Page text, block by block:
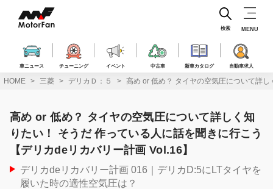
ス
車ニュース チューニング イベント 中古車 新車カタログ 自動車求人
検索 MENU
HOME 三菱 デリカＤ：５ 高め or 低め？ タイヤの空気圧について詳
高め or 低め？ タイヤの空気圧について詳しく知
りたい！ そうだ 作っている人に話を聞きに行こう
【デリカdeリカバリー計画 Vol.16】
デリカdeリカバリー計画 016｜デリカD:5にLTタイヤを
履いた時の適性空気圧は？